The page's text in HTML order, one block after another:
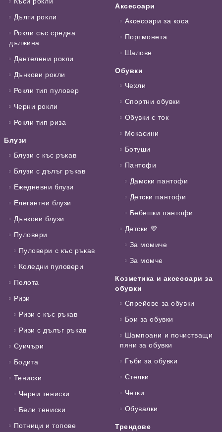
Дълги рокли
Рокли със средна
дължина
Дантелени рокли
Дънкови рокли
Рокли тип пуловер
Черни рокли
Рокли тип риза
Блузи
Блузи с къс ръкав
Блузи с дълъг ръкав
Ежедневни блузи
Елегантни блузи
Дънкови блузи
Пуловери
Пуловери с къс ръкав
Коледни пуловери
Полота
Ризи
Ризи с къс ръкав
Ризи с дълъг ръкав
Суичъри
Бодита
Тениски
Черни тениски
Бели тениски
Потници и топове
Аксесоари
Аксесоари за коса
Портмонета
Шалове
Обувки
Чехли
Спортни обувки
Обувки с ток
Мокасини
Ботуши
Пантофи
Дамски пантофи
Детски пантофи
Бебешки пантофи
Детски 💜
За момиче
За момче
Козметика и аксесоари за
обувки
Спрейове за обувки
Бои за обувки
Шампоани и почистващи
пяни за обувки
Гъби за обувки
Стелки
Четки
Обувалки
Трендове